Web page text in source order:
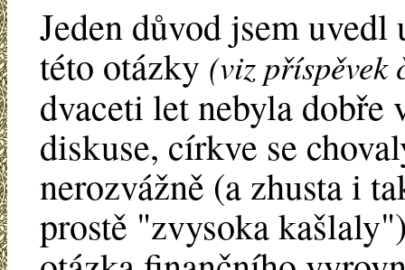
Jeden důvod jsem
této otázky (viz příspěvek
dvaceti let nebyla dobře
diskuse, církve se
nerozvážně (a zhusta i
prostě "zvysoka